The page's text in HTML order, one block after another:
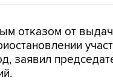
отказом от
заявил